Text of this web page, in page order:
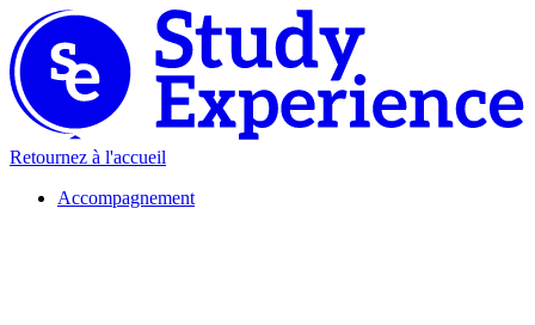
Retournez à l'accueil
Accompagnement